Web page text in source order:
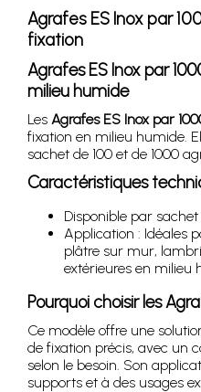
Agrafes ES Inox par
fixation
Agrafes ES Inox par
milieu humide
Les Agrafes ES Inox par
fixation en milieu humide.
sachet de 100 et de 1000
Caractéristiques
Disponible par sachet
Application : Idéales
plâtre sur mur,
extérieures en milieu
Pourquoi choisir les
Ce modèle offre une
de fixation précis, avec un
selon le besoin. Son
supports et à des usages